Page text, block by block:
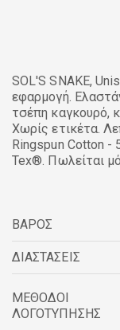
SOL'S SNAKE,
εφαρμογή.
τσέπη καγκουρό,
Χωρίς ετικέτα.
Ringspun Cotton -
Tex®. Πωλείται
ΒΑΡΟΣ
ΔΙΑΣΤΑΣΕΙΣ
ΜΕΘΟΔΟΙ
ΛΟΓΟΤΥΠΗΣΗΣ